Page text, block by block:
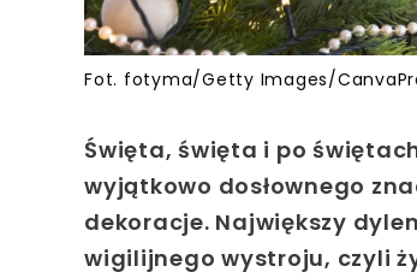
Fot. fotyma/Getty Images/
Święta, święta i po
wyjątkowo dosłownego
dekoracje. Największy
wigilijnego wystroju, czyli